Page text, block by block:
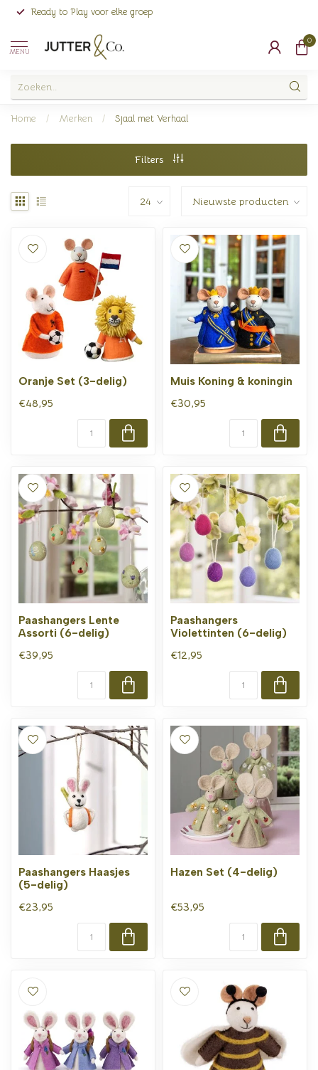
Ready to Play voor elke groep
MENU
0
Home / Merken / Sjaal met Verhaal
Filters
Oranje Set (3-delig)
€48,95
Muis Koning & koningin
€30,95
Paashangers Lente
Assorti (6-delig)
€39,95
Paashangers
Violettinten (6-delig)
€12,95
Paashangers Haasjes
(5-delig)
€23,95
Hazen Set (4-delig)
€53,95